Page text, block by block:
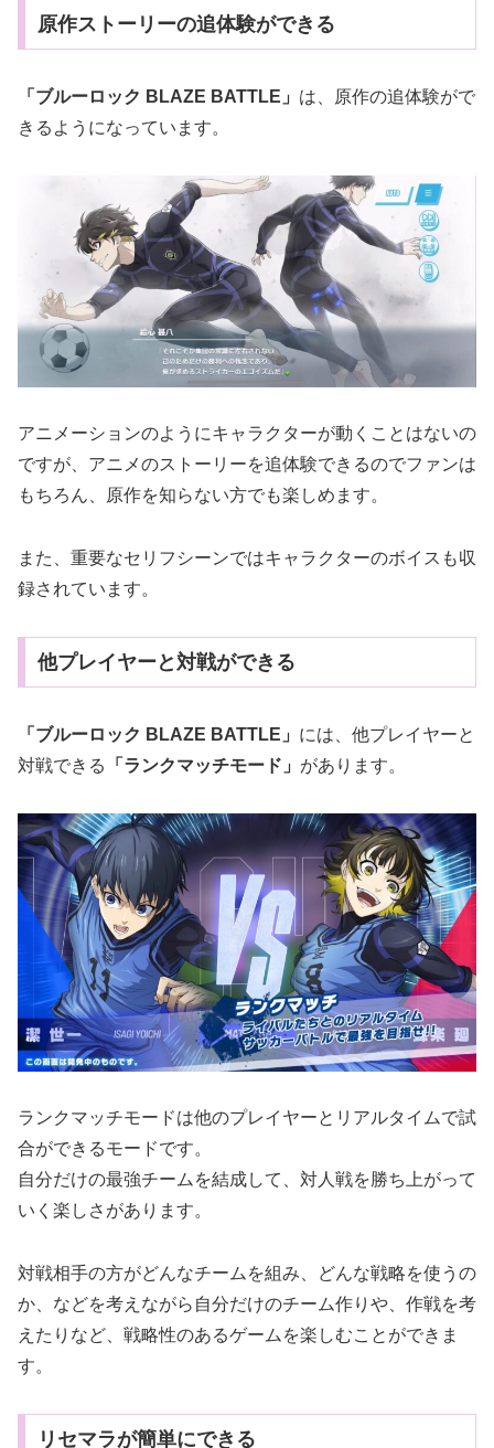
原作ストーリーの追体験ができる
「ブルーロック BLAZE BATTLE」 は、原作の追体験がで
きるようになっています。
アニメーションのようにキャラクターが動くことはないの
ですが、アニメのストーリーを追体験できるのでファンは
もちろん、原作を知らない方でも楽しめます。
また、重要なセリフシーンではキャラクターのボイスも収
録されています。
他プレイヤーと対戦ができる
「ブルーロック BLAZE BATTLE」 には、他プレイヤーと
対戦できる
「ランクマッチモード」 があります。
ランクマッチモードは他のプレイヤーとリアルタイムで試
合ができるモードです。
自分だけの最強チームを結成して、対人戦を勝ち上がって
いく楽しさがあります。
対戦相手の方がどんなチームを組み、どんな戦略を使うの
か、などを考えながら自分だけのチーム作りや、作戦を考
えたりなど、戦略性のあるゲームを楽しむことができま
す。
リセマラが簡単にできる